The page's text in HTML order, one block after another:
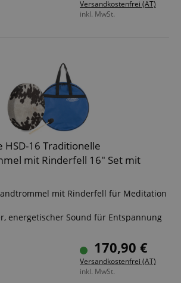
- spiele bequem im Sitzen &
Meditation & spirituelle Praxis
Versandkostenfrei (AT)
inkl. MwSt.
HSD-16 Traditionelle
mit Rinderfell 16" Set mit
mit Rinderfell für Meditation
energetischer Sound für Entspannung
cm) für kräftige Basstöne & tiefe
- spiele bequem im Sitzen &
170,90 €
Versandkostenfrei (AT)
inkl. MwSt.